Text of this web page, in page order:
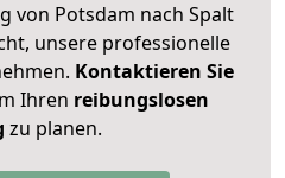
von Potsdam nach Spalt
unsere professionelle
Kontaktieren Sie
Ihren reibungslosen
zu planen.